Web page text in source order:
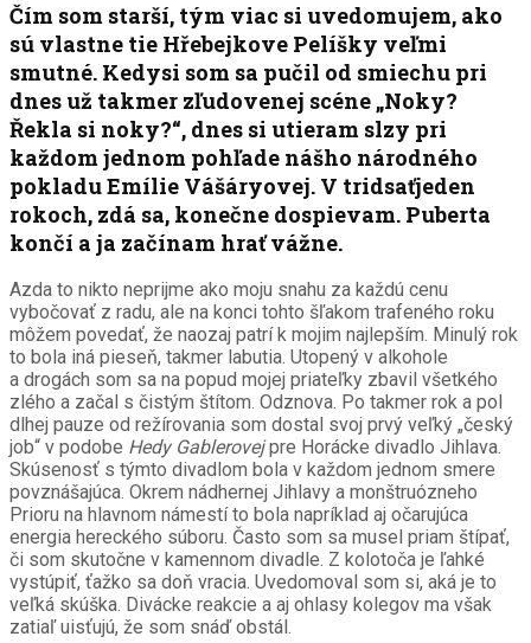
Čím som starší, tým viac si uvedomujem, ako
sú vlastne tie Hřebejkove Pelíšky veľmi
smutné. Kedysi som sa pučil od smiechu pri
dnes už takmer zľudovenej scéne „Noky?
Řekla si noky?“, dnes si utieram slzy pri
každom jednom pohľade nášho národného
pokladu Emílie Vášáryovej. V tridsaťjeden
rokoch, zdá sa, konečne dospievam. Puberta
končí a ja začínam hrať vážne.
Azda to nikto neprijme ako moju snahu za každú cenu
vybočovať z radu, ale na konci tohto šľakom trafeného roku
môžem povedať, že naozaj patrí k mojim najlepším. Minulý rok
to bola iná pieseň, takmer labutia. Utopený v alkohole
a drogách som sa na popud mojej priateľky zbavil všetkého
zlého a začal s čistým štítom. Odznova. Po takmer rok a pol
dlhej pauze od režírovania som dostal svoj prvý veľký „český
job“ v podobe Hedy Gablerovejpre Horácke divadlo Jihlava.
Skúsenosť s týmto divadlom bola v každom jednom smere
povznášajúca. Okrem nádhernej Jihlavy a monštruózneho
Prioru na hlavnom námestí to bola napríklad aj očarujúca
energia hereckého súboru. Často som sa musel priam štípať,
či som skutočne v kamennom divadle. Z kolotoča je ľahké
vystúpiť, ťažko sa doň vracia. Uvedomoval som si, aká je to
veľká skúška. Divácke reakcie a aj ohlasy kolegov ma však
zatiaľ uisťujú, že som snáď obstál.